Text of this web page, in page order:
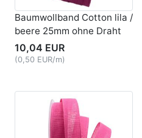
Baumwollband Cotton lila /
beere 25mm ohne Draht
10,04 EUR
(0,50 EUR/m)